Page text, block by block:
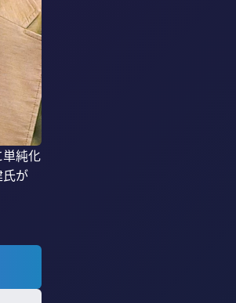
純化
が